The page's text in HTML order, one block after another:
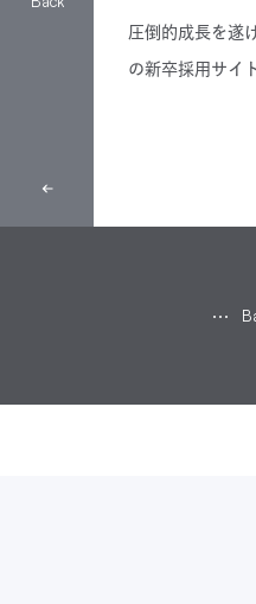
圧倒的成長を遂
の新卒採用サイト